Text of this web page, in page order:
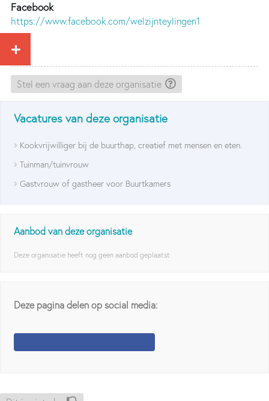
Facebook
https://www.facebook.com/welzijnteylingen1
Stel een vraag aan deze organisatie
Vacatures van deze organisatie
Kookvrijwilliger bij de buurthap, creatief met mensen en eten.
Tuinman/tuinvrouw
Gastvrouw of gastheer voor Buurtkamers
Aanbod van deze organisatie
Deze organisatie heeft nog geen aanbod geplaatst
Deze pagina delen op social media: